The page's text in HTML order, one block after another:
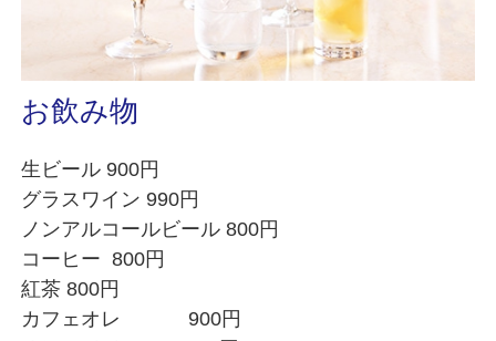
お飲み物
生ビール 900円
グラスワイン 990円
ノンアルコールビール 800円
コーヒー 800円
紅茶 800円
カフェオレ 900円